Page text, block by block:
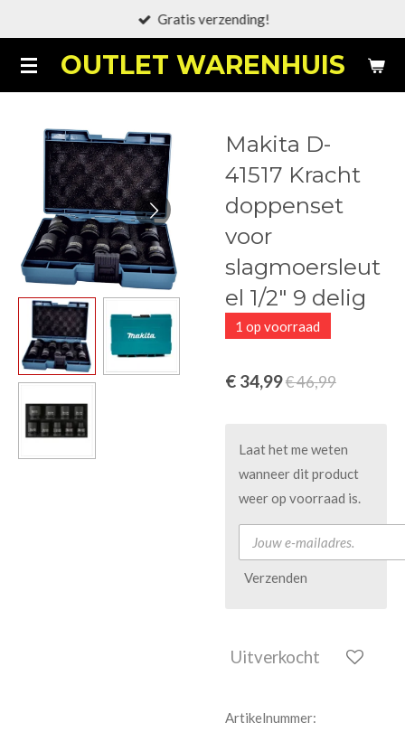
naar
de
OUTLET WARENHUIS
Gratis verzending!
Makita D-
41517 Kracht
doppenset
voor
slagmoersleut
el 1/2" 9 delig
1 op voorraad
€ 34,99€ 46,99
Laat het me weten
wanneer dit product
weer op voorraad is.
Verzenden
Uitverkocht
Artikelnummer: